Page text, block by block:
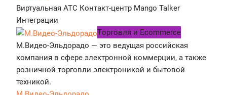
Виртуальная АТС Контакт-центр Mango Talker
Интеграции
Tорговля и Ecommerce
М.Видео-Эльдорадо — это ведущая российская
компания в сфере электронной коммерции, а также
розничной торговли электроникой и бытовой
техникой.